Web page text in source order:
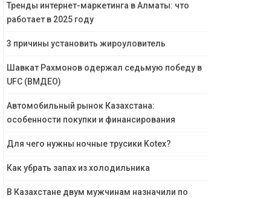
Тренды интернет-маркетинга в Алматы: что
работает в 2025 году
3 причины установить жироуловитель
Шавкат Рахмонов одержал седьмую победу в
UFC (ВМДЕО)
Автомобильный рынок Казахстана:
особенности покупки и финансирования
Для чего нужны ночные трусики Kotex?
Как убрать запах из холодильника
В Казахстане двум мужчинам назначили по